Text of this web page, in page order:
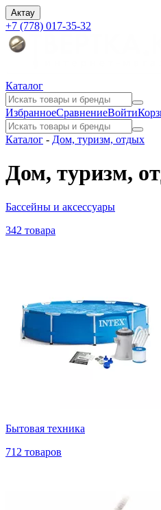
Актау
+7 (778) 017-35-32
Каталог
ИзбранноеСравнениеВойти
Каталог - Дом, туризм, отдых
Дом, туризм,
Бассейны и аксессуары
342 товара
Бытовая техника
712 товаров